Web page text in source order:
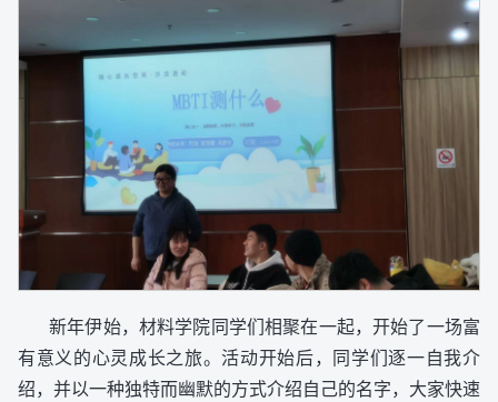
新年伊始，材料学院同学们相聚在一起，开始了一场富
有意义的心灵成长之旅。活动开始后，同学们逐一自我介
绍，并以一种独特而幽默的方式介绍自己的名字，大家快速